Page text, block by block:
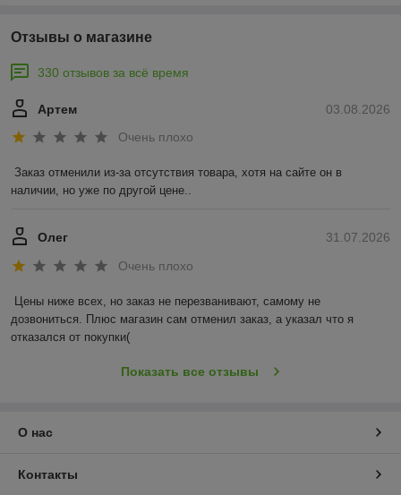
Отзывы о магазине
330 отзывов за всё время
03.08.2026
Артем
Очень плохо
Заказ отменили из-за отсутствия товара, хотя на сайте он в
наличии, но уже по другой цене..
31.07.2026
Олег
Очень плохо
Цены ниже всех, но заказ не перезванивают, самому не
дозвониться. Плюс магазин сам отменил заказ, а указал что я
отказался от покупки(
Показать все отзывы
О нас
Контакты